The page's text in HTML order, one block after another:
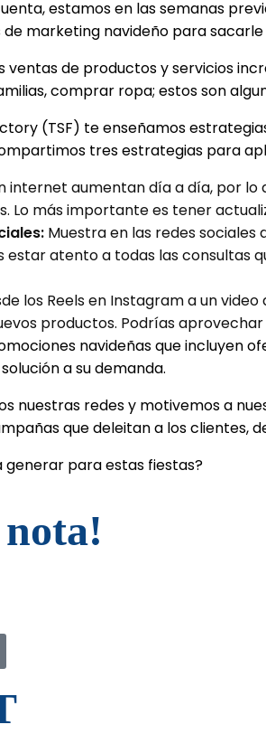
estamos en las semanas
marketing navideño para
ventas de productos y servicios
comprar ropa; estos son
(TSF) te enseñamos
tres estrategias para
internet aumentan día a día, por
Lo más importante es tener
Muestra en las redes
atento a todas las consultas
los Reels en Instagram a un
productos. Podrías
navideñas que incluyen
a su demanda.
nuestras redes y motivemos a
que deleitan a los clientes,
generar para estas fiestas?